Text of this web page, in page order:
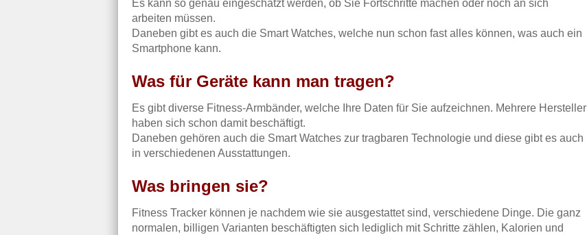
Es kann so genau eingeschätzt werden, ob Sie Fortschritte machen oder noch an sich
arbeiten müssen.
Daneben gibt es auch die Smart Watches, welche nun schon fast alles können, was auch ein
Smartphone kann.
Was für Geräte kann man tragen?
Es gibt diverse Fitness-Armbänder, welche Ihre Daten für Sie aufzeichnen. Mehrere Hersteller
haben sich schon damit beschäftigt.
Daneben gehören auch die Smart Watches zur tragbaren Technologie und diese gibt es auch
in verschiedenen Ausstattungen.
Was bringen sie?
Fitness Tracker können je nachdem wie sie ausgestattet sind, verschiedene Dinge. Die ganz
normalen, billigen Varianten beschäftigten sich lediglich mit Schritte zählen, Kalorien und